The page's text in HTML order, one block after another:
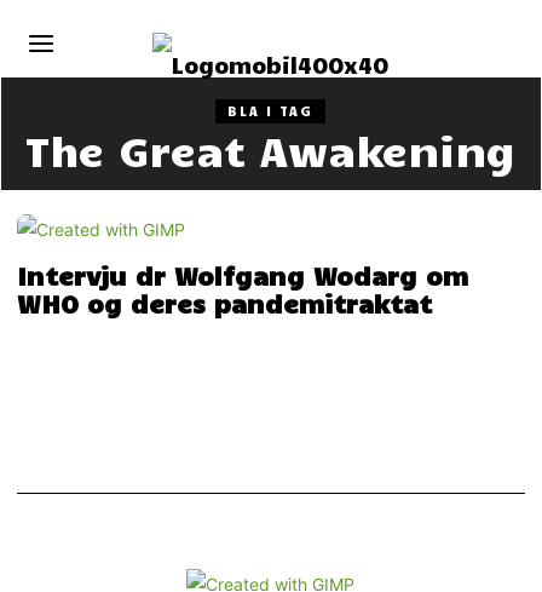
BLA I TAG
The Great Awakening
Intervju dr Wolfgang Wodarg om
WHO og deres pandemitraktat